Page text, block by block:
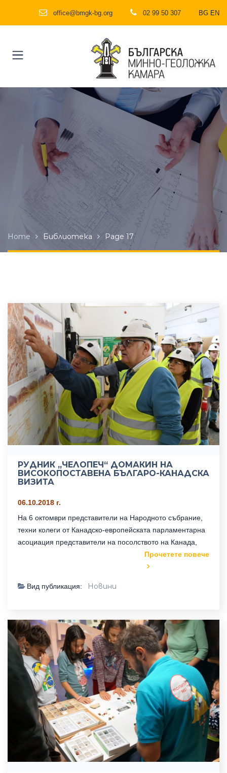
office@bmgk-bg.org 02 99 50 307 BG EN
Home Библиотека Page 17
РУДНИК „ЧЕЛОПЕЧ“ ДОМАКИН НА
ВИСОКОПОСТАВЕНА БЪЛГАРО-КАНАДСКА
ВИЗИТА
06.10.2018 г.
На 6 октомври представители на Народното събрание,
техни колеги от Канадско-европейската парламентарна
асоциация представители на посолството на Канада,
Прочетете повече
Вид публикация: Новини